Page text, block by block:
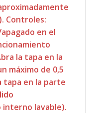
Controles:
en el
la tapa en la
máximo de 0,5
tapa en la parte
lavable).